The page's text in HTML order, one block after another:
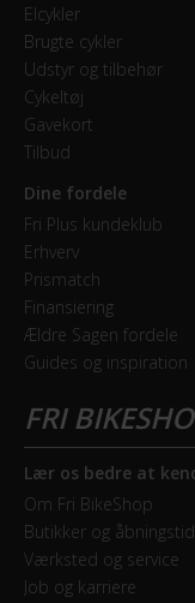
Elcykler
Brugte cykler
Udstyr og tilbehør
Cykeltøj
Gavekort
Tilbud
Dine fordele
Fri Plus kundeklub
Erhverv
Prismatch
Finansiering
Ældre Sagen fordele
Guides og inspiration
Lær os bedre at
Om Fri BikeShop
Butikker og
Værksted og service
Job og karriere